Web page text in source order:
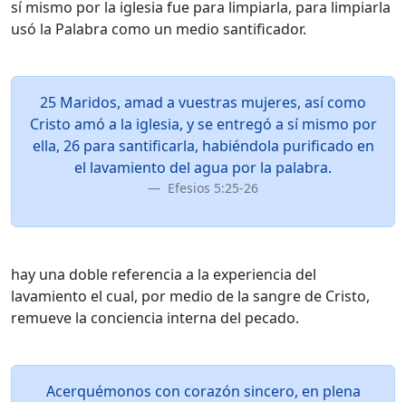
sí mismo por la iglesia fue para limpiarla, para limpiarla
usó la Palabra como un medio santificador.
25 Maridos, amad a vuestras mujeres, así como
Cristo amó a la iglesia, y se entregó a sí mismo por
ella, 26 para santificarla, habiéndola purificado en
el lavamiento del agua por la palabra.
Efesios 5:25-26
hay una doble referencia a la experiencia del
lavamiento el cual, por medio de la sangre de Cristo,
remueve la conciencia interna del pecado.
Acerquémonos con corazón sincero, en plena